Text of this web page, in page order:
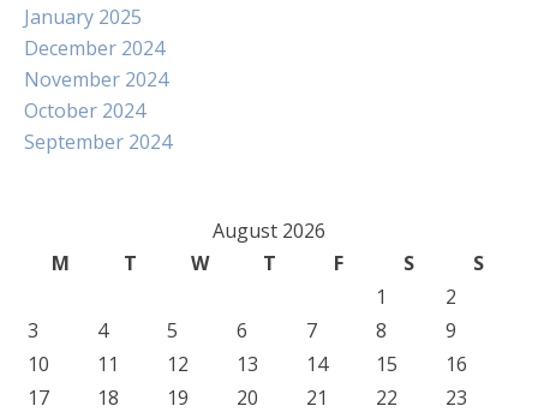
January 2025
December 2024
November 2024
October 2024
September 2024
August 2026
M
T W T F S
S
1
2
3
4 5 6 7 8
9
10
11 12 13 14 15
16
17
18 19 20 21 22
23